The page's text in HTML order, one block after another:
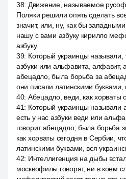
38: Движение, называемое
Поляки решили опять сделать
значит, или, ну, как бы
нашу с вами азбуку кирилло
азбуку.
39: Который украинцы называли,
азбуки или альфавита, алфавит,
абецадло, была борьба за
они писали латинскими буквами,
40: Абецадло, веди, как хорваты
41: Который украинцы называли
есть у нас азбуки веди или
говорит абецадло, была борьба
как хорваты сегодня в Сербии,
латинскими буквами, вся
42: Интеллигенция на дыбы
москвофилы говорят, ни в коем